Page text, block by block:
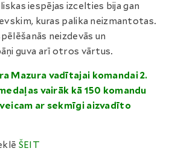
iespējas izcelties bija gan
kuras palika neizmantotas.
neizdevās un
guva arī otros vārtus.
Mazura vadītajai komandai 2.
vairāk kā 150 komandu
ar sekmīgi aizvadīto
ŠEIT